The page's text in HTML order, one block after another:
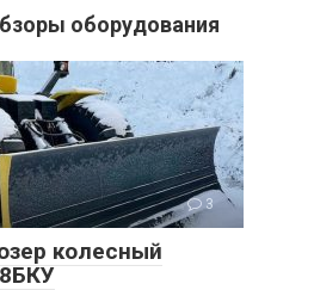
оборудования
3
колесный